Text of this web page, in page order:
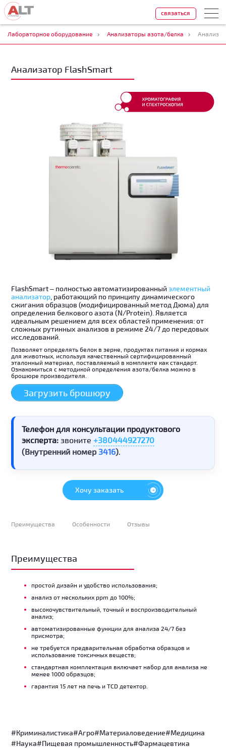
связаться
Лабораторное оборудование Анализаторы азота/белка
Анализатор FlashSmart
FlashSmart – полностью автоматизированныйэлементный
анализатор , работающий по принципу динамического
сжигания образцов (модифицированный метод Дюма) для
определения белкового азота (N/Protein). Является
идеальным решением для всех областей применения: от
сложных рутинных анализов в режиме 24/7 до передовых
исследований.
Позволяет определять белок в зерне, продуктах питания и кормах
для животных, используя качественный сертифицированный
эталонный материал, поставляемый в комплекте как стандарт.
Ознакомиться с методикой определения азота/белка можно в
брошюре производителя.
Загрузить брошюру
Телефон для консультации продуктового
эксперта: звоните+380444927270
(Внутренний номер 3416).
Хочу заказать
Преимущества Особенности Отзывы
Преимущества
простой дизайн и удобство использования;
анализ от нескольких ppm до 100%;
высокочувствительный, точный и воспроизводительный
анализ;
автоматизированные функции для анализа 24/7 без
присмотра;
не требуется предварительная обработка образцов и
использование токсичных веществ;
стандартная комплектация включает набор для анализа не
менее 1000 образцов;
гарантия 15 лет на печь и TCD детектор.
#Криминалистика#Агро#Материаловедение#Медицина
#Наука#Пищевая промышленность#Фармацевтика